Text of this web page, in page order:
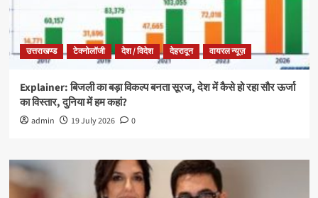
उत्तराखण्ड टेक्नोलॉजी देश / विदेश देहरादून वायरल न्यूज़
Explainer: बिजली का बड़ा विकल्प बनता सूरज, देश में कैसे हो रहा सौर ऊर्जा
का विस्तार, दुनिया में हम कहां?
admin 19 July 2026 0